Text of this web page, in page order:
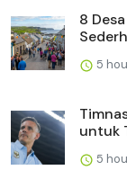
8
5
untuk
5